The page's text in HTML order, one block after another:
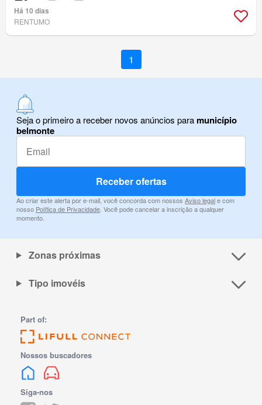
Há 10 dias
RENTUMO
1
Seja o primeiro a receber novos anúncios paramunicípio
belmonte
Receber ofertas
Ao criar este alerta por e-mail, você concorda com nossos Aviso legale com
nosso Política de Privacidade . Você pode cancelar a inscrição a qualquer
momento.
Zonas próximas
Tipo imovéis
Part of:
Nossos buscadores
Siga-nos